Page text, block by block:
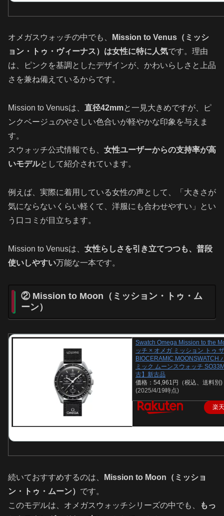
オメガスウォッチの中でも、
Mission to Venus（ミッシ
ョン・トゥ・ヴィーナス）は女性に特に人気です。理由
は、ピンクを基調としたデザインが、かわいらしさと上品
さを兼ね備えているからです。
Mission to Venusは、 直径42mmと一見大きめですが、ピ
ンクベージュのやさしい色合いが軽やかな印象を与えま
す。
スウォッチ公式情報でも、 女性ユーザーからの支持率が高
いモデルとして紹介されています。
例えば、実際に着用している女性の声として、「大きさが
気にならないくらい軽くて、洋服にも合わせやすい」とい
う口コミが目立ちます。
Mission to Venusは、 女性らしさを引き立てつつも、普段
使いしやすい万能な一本です。
② Mission to Moon（ミッション・トゥ・ム
ーン）
Swatch Omega Mission to the
ッチ × オメガ ミッション トゥ
BIOCERAMIC MOONSWATCH
ミック ムーンスウォッチ
古】新古品
価格：54,961円（税込、送料別)
(2025/4/19時点)
楽
続いておすすめするのは、
Mission to Moon（ミッショ
ン・トゥ・ムーン） です。
このモデルは、オメガスウォッチシリーズの中でも、
もっ